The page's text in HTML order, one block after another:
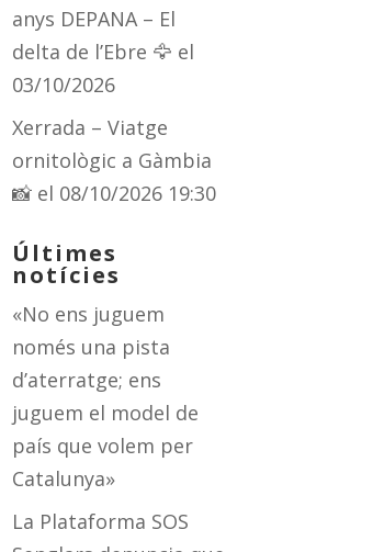
anys DEPANA – El
delta de l’Ebre 🦅 el
03/10/2026
Xerrada – Viatge
ornitològic a Gàmbia
📸 el 08/10/2026 19:30
Últimes
notícies
«No ens juguem
només una pista
d’aterratge; ens
juguem el model de
país que volem per
Catalunya»
La Plataforma SOS